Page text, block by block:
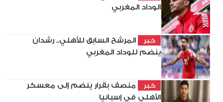
الوداد المغربي
خبر
المرشح السابق للأهلي.. رشدان
ينضم للوداد المغربي
خبر
منصف بقرار ينضم إلى معسكر
الأهلي في إسبانيا